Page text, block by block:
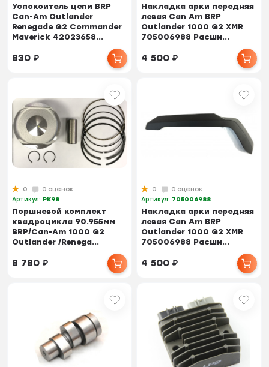
Успокоитель цепи BRP
Can-Am Outlander
Renegade G2 Commander
Maverick 42023658...
830₽
Накладка арки передняя
левая Can Am BRP
Outlander 1000 G2 XMR
705006988 Расши...
4 500₽
0
0 оценок
Артикул: PK98
Поршневой комплект
квадроцикла 90.955мм
BRP/Can-Am 1000 G2
Outlander /Renega...
8 780₽
0
0 оценок
Артикул: 705006988
Накладка арки передняя
левая Can Am BRP
Outlander 1000 G2 XMR
705006988 Расши...
4 500₽